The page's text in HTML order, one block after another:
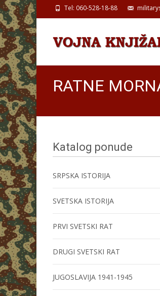
Tel: 060-528-18-88
RATNE
Katalog ponude
SRPSKA ISTORIJA
SVETSKA ISTORIJA
PRVI SVETSKI RAT
DRUGI SVETSKI RAT
JUGOSLAVIJA 1941-1945